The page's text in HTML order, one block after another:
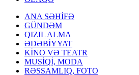
ANA SƏHİFƏ
GÜNDƏM
QIZIL ALMA
ƏDƏBİYYAT
KİNO VƏ TEATR
MUSİQİ, MODA
RƏSSAMLIQ, FOTO